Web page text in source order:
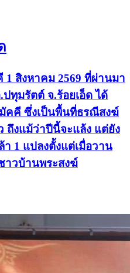
สิงหาคม 2569 ที่ผ่านมา
ทุมรัตต์ จ.ร้อยเอ็ด ได้
คคี ซึ่งเป็นพื้นที่ธรณีสงฆ์
ถึงแม้ว่าปีนี้จะแล้ง แต่ยัง
1 แปลงตั้งแต่เมื่อวาน
าวบ้านพระสงฆ์